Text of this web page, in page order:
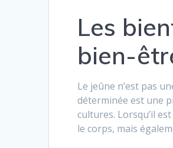
Les
bien-
Le jeûne n’est pas
déterminée est une
cultures. Lorsqu’il
le corps, mais